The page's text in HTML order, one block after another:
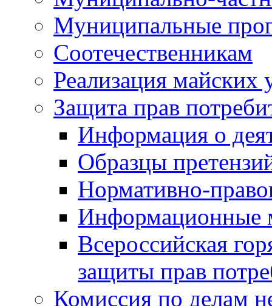
Муниципальные
Соотечественникам
Реализация майских
Защита прав
Информация о
Образцы
Нормативно-
Информационные
Всероссийская
защиты прав
Комиссия по делам